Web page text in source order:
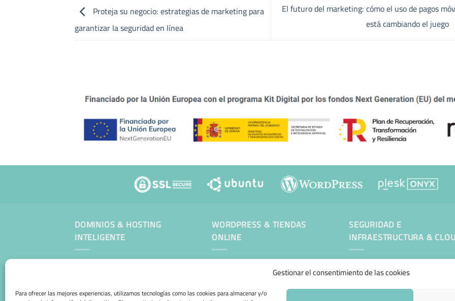
Gestionar el consentimiento de las cookies
Para ofrecer las mejores experiencias, utilizamos tecnologías como las cookies para almacenar y/o
Proteja su negocio: estrategias de marketing para
garantizar la seguridad en línea
El futuro del marketing: cómo el uso de pagos
está cambiando el juego
DOMINIOS & HOSTING
INTELIGENTE
WORDPRESS & TIENDAS
ONLINE
Mantenimiento Web WordPress
SEGURIDAD E
INFRAESTRUCTURA &